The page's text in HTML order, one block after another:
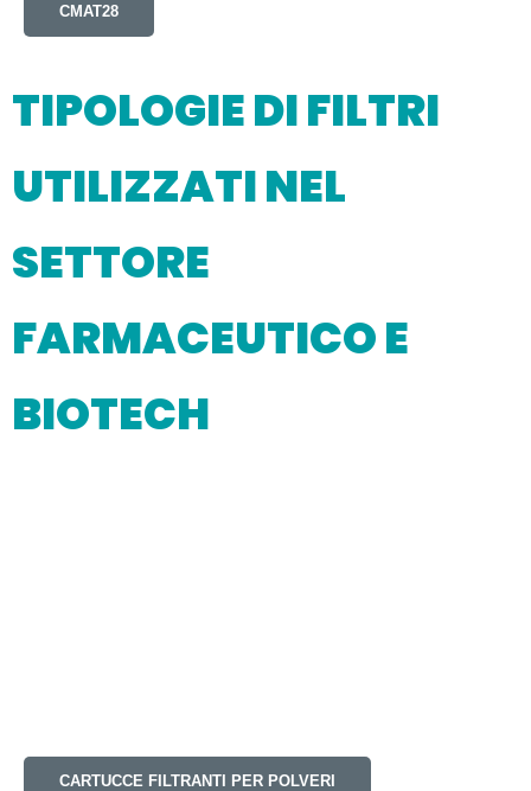
CMAT28
TIPOLOGIE DI FILTRI
UTILIZZATI NEL
SETTORE
FARMACEUTICO E
BIOTECH
CARTUCCE FILTRANTI PER POLVERI